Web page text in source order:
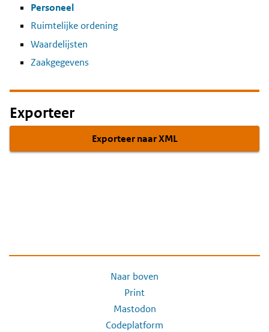
Personeel
Ruimtelijke ordening
Waardelijsten
Zaakgegevens
Exporteer
Exporteer naar XML
Naar boven
Print
Mastodon
Codeplatform